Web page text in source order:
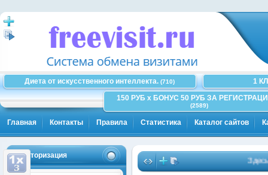
Диета от искусственного интеллекта. (710)
1
150 РУБ x БОНУС 50 РУБ ЗА
(2589)
Главная Контакты Правила Статистика Каталог сайтов
Авторизация
Здесь